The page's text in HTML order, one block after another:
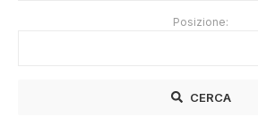
Posizione:
CERCA